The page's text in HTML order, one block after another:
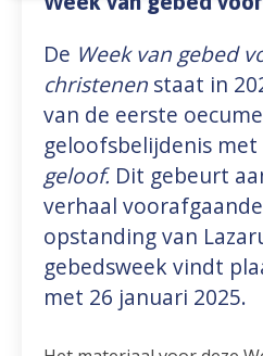
De Week van gebed
christenen staat in
van de eerste
geloofsbelijdenis
geloof. Dit gebeurt
verhaal
opstanding van
gebedsweek vindt
met 26 januari 2025.